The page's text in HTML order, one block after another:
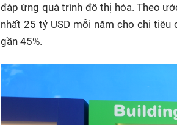
đáp ứng quá trình đô thị hóa. Theo
nhất 25 tỷ USD mỗi năm cho chi
gần 45%.